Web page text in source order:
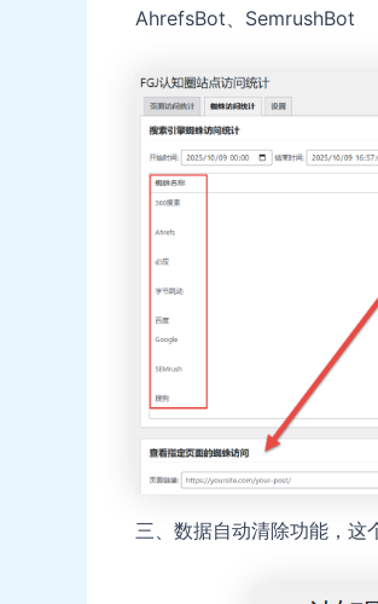
AhrefsBot、SemrushBot
三、数据自动清除功能，这